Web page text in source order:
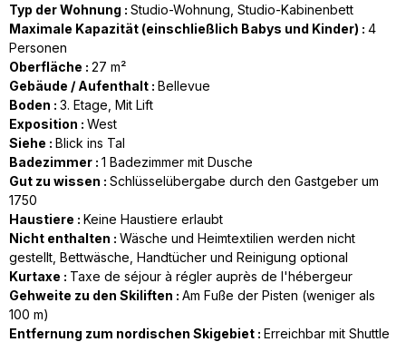
Typ der Wohnung : Studio-Wohnung Studio-Kabinenbett
Maximale Kapazität (einschließlich Babys und Kinder) : 4
Personen
Oberfläche : 27 m²
Gebäude / Aufenthalt : Bellevue
Boden : 3. Etage Mit Lift
Exposition : West
Siehe : Blick ins Tal
Badezimmer : 1 Badezimmer mit Dusche
Gut zu wissen : Schlüsselübergabe durch den Gastgeber um
1750
Haustiere : Keine Haustiere erlaubt
Nicht enthalten : Wäsche und Heimtextilien werden nicht
gestellt Bettwäsche, Handtücher und Reinigung optional
Kurtaxe : Taxe de séjour à régler auprès de l'hébergeur
Gehweite zu den Skiliften : Am Fuße der Pisten (weniger als
100 m)
Entfernung zum nordischen Skigebiet : Erreichbar mit Shuttle